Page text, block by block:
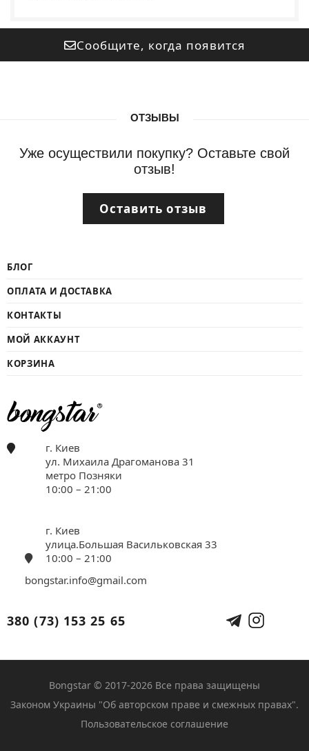
Сообщите, когда появится
ОТЗЫВЫ
Уже осуществили покупку? Оставьте свой
отзыв!
Оставить отзыв
БЛОГ
ОПЛАТА И ДОСТАВКА
КОНТАКТЫ
МОЙ АККАУНТ
КОРЗИНА
г. Киев
ул. Михаила Драгоманова 31
метро Позняки
10:00 – 21:00
г. Киев
улица.Большая Васильковская 33
10:00 – 21:00
bongstar.info@gmail.com
380 (73) 153 25 65
Bongstar © 2017-2026 Все права защищены
Законом Украины "Об авторском праве и смежных правах".
Пользовательское соглашение